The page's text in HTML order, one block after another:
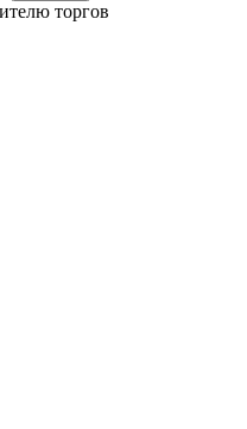
торгов